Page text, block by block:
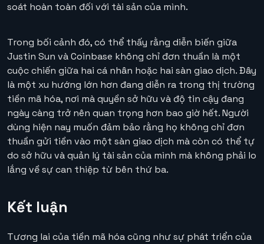
soát hoàn toàn đối với tài sản của mình.
Trong bối cảnh đó, có thể thấy rằng diễn biến giữa
Justin Sun và Coinbase không chỉ đơn thuần là một
cuộc chiến giữa hai cá nhân hoặc hai sàn giao dịch. Đây
là một xu hướng lớn hơn đang diễn ra trong thị trường
tiền mã hóa, nơi mà quyền sở hữu và độ tin cậy đang
ngày càng trở nên quan trọng hơn bao giờ hết. Người
dùng hiện nay muốn đảm bảo rằng họ không chỉ đơn
thuần gửi tiền vào một sàn giao dịch mà còn có thể tự
do sở hữu và quản lý tài sản của mình mà không phải lo
lắng về sự can thiệp từ bên thứ ba.
Kết luận
Tương lai của tiền mã hóa cũng như sự phát triển của